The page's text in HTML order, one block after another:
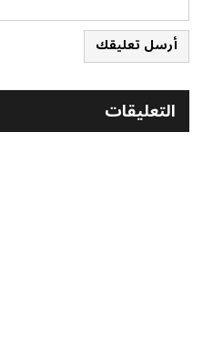
أرسل تعليقك
التعليقات